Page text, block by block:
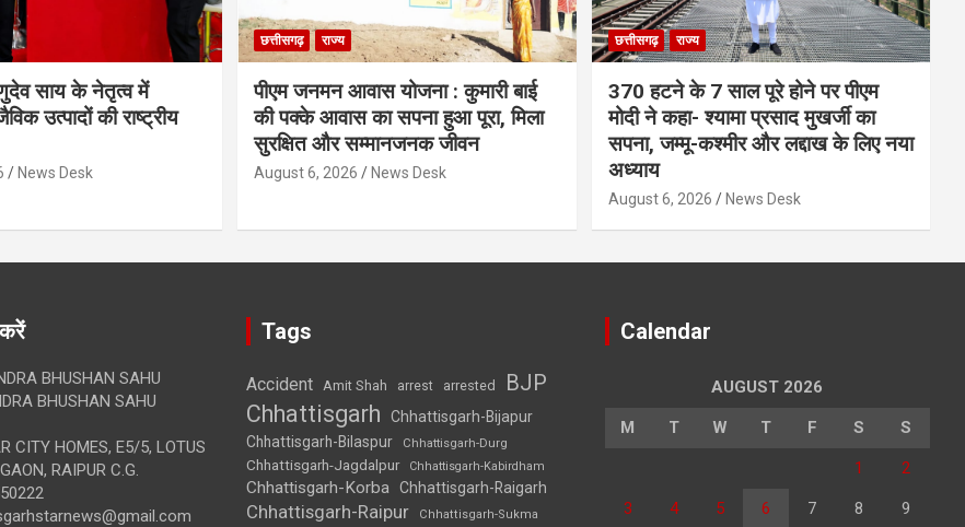
साय के नेतृत्व में
उत्पादों की राष्ट्रीय
News Desk
छत्तीसगढ़ राज्य
पीएम जनमन आवास योजना : कुमारी बाई
की पक्के आवास का सपना हुआ पूरा, मिला
सुरक्षित और सम्मानजनक जीवन
August 6, 2026 News Desk
छत्तीसगढ़ राज्य
370 हटने के 7 साल पूरे होने पर पीएम
मोदी ने कहा- श्यामा प्रसाद मुखर्जी का
सपना, जम्मू-कश्मीर और लद्दाख के लिए नया
अध्याय
August 6, 2026 News Desk
BHUSHAN SAHU
BHUSHAN SAHU
CITY HOMES, E5/5, LOTUS
RAIPUR C.G.
Tags
Accident Amit Shah arrest arrested BJP
Chhattisgarh
Chhattisgarh-Bijapur
Chhattisgarh-Bilaspur
Chhattisgarh-Durg
Chhattisgarh-Jagdalpur Chhattisgarh-Kabirdham
Chhattisgarh-Korba Chhattisgarh-Raigarh
Chhattisgarh-Raipur
Chhattisgarh-Sukma
Calendar
AUGUST 2026
M T W T F S S
1 2
3 4 5 6 7 8 9